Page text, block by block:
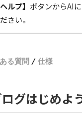
ヘルプ】 ボタンからAI
さい。
る質問 仕様
グはじめよ